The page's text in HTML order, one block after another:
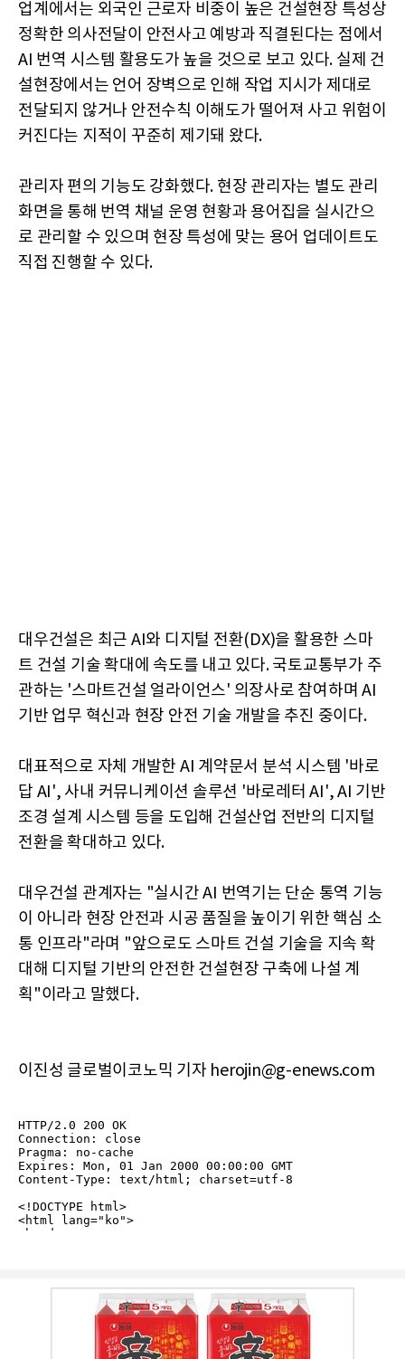
업계에서는 외국인 근로자 비중이 높은 건설현장 특성상
정확한 의사전달이 안전사고 예방과 직결된다는 점에서
AI 번역 시스템 활용도가 높을 것으로 보고 있다. 실제 건
설현장에서는 언어 장벽으로 인해 작업 지시가 제대로
전달되지 않거나 안전수칙 이해도가 떨어져 사고 위험이
커진다는 지적이 꾸준히 제기돼 왔다.
관리자 편의 기능도 강화했다. 현장 관리자는 별도 관리
화면을 통해 번역 채널 운영 현황과 용어집을 실시간으
로 관리할 수 있으며 현장 특성에 맞는 용어 업데이트도
직접 진행할 수 있다.
대우건설은 최근 AI와 디지털 전환(DX)을 활용한 스마
트 건설 기술 확대에 속도를 내고 있다. 국토교통부가 주
관하는 '스마트건설 얼라이언스' 의장사로 참여하며 AI
기반 업무 혁신과 현장 안전 기술 개발을 추진 중이다.
대표적으로 자체 개발한 AI 계약문서 분석 시스템 '바로
답 AI', 사내 커뮤니케이션 솔루션 '바로레터 AI', AI 기반
조경 설계 시스템 등을 도입해 건설산업 전반의 디지털
전환을 확대하고 있다.
대우건설 관계자는 "실시간 AI 번역기는 단순 통역 기능
이 아니라 현장 안전과 시공 품질을 높이기 위한 핵심 소
통 인프라"라며 "앞으로도 스마트 건설 기술을 지속 확
대해 디지털 기반의 안전한 건설현장 구축에 나설 계
획"이라고 말했다.
이진성 글로벌이코노믹 기자 herojin@g-enews.com